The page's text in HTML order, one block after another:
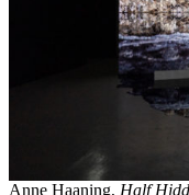
Anne Haaning, Half